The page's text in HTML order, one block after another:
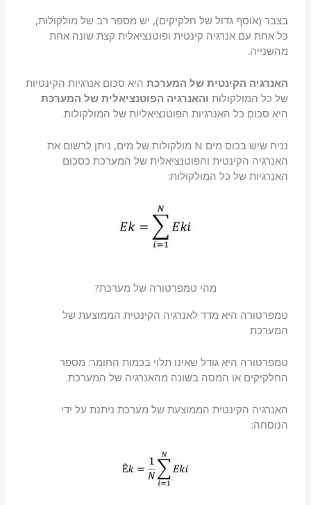
בצבר (אוסף גדול של חלקיקים), יש מספר רב של מולקולות,
כל אחת עם אנרגיה קינטית ופוטנציאלית קצת שונה אחת
מהשנייה.
האנרגיה הקינטית של המערכתהיא סכום אנרגיות הקינטיות
של כל המולקולות והאנרגיה הפוטנציאלית של המערכת
היא סכום כל האנרגיות הפוטנציאליות של המולקולות.
נניח שיש בכוס מים N מולקולות של מים, ניתן לרשום את
האנרגיה הקינטית והפוטנציאלית של המערכת כסכום
האנרגיות של כל המולקולות:
מהי טמפרטורה של מערכת?
טמפרטורה היא מדד לאנרגיה הקינטית הממוצעת של
המערכת
טמפרטורה היא גודל שאינו תלוי בכמות החומר: מספר
החלקיקים או המסה בשונה מהאנרגיה של המערכת.
האנרגיה הקינטית הממוצעת של מערכת ניתנת על ידי
הנוסחה: